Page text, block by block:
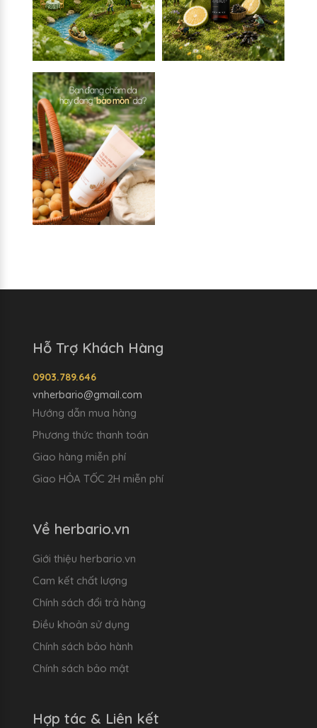
Hỗ Trợ Khách Hàng
0903.789.646
vnherbario@gmail.com
Hướng dẫn mua hàng
Phương thức thanh toán
Giao hàng miễn phí
Giao HỎA TỐC 2H miễn phí
Về herbario.vn
Giới thiệu herbario.vn
Cam kết chất lượng
Chính sách đổi trả hàng
Điều khoản sử dụng
Chính sách bảo hành
Chính sách bảo mật
Hợp tác & Liên kết